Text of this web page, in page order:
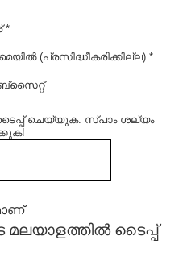
*
(പ്രസിദ്ധീകരിക്കില്ല) *
ടൈപ്പ്‌ ചെയ്യുക. സ്പാം ശല്യം
മലയാളത്തില്‍ ടൈപ്പ്